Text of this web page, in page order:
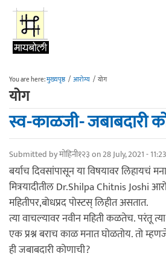
Skip to main content
You are here:मुख्यपृष्ठ / आरोग्य / योग
योग
स्व-काळजी- जबाबदारी
Submitted byमोहिनी१२३on 28 July, 2021 - 11:23
बर्याच दिवसांपासून या विषयावर लिहायचं
मित्रयादीतील Dr.Shilpa Chitnis Joshi
महितीपर,बोधप्रद पोस्टस् लिहीत असतात.
त्या वाचल्यावर नवीन महिती कळतेच. परंतू
एक प्रश्न बराच काळ मनात घोळतोय. तो
ही जबाबदारी कोणाची?